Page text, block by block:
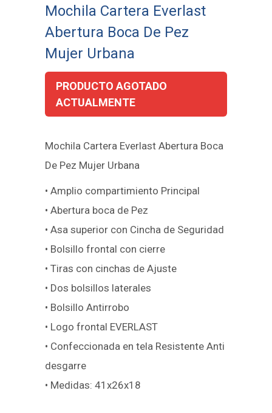
Mochila Cartera Everlast
Abertura Boca De Pez
Mujer Urbana
PRODUCTO AGOTADO
ACTUALMENTE
Mochila Cartera Everlast Abertura Boca
De Pez Mujer Urbana
• Amplio compartimiento Principal
• Abertura boca de Pez
• Asa superior con Cincha de Seguridad
• Bolsillo frontal con cierre
• Tiras con cinchas de Ajuste
• Dos bolsillos laterales
• Bolsillo Antirrobo
• Logo frontal EVERLAST
• Confeccionada en tela Resistente Anti
desgarre
• Medidas: 41x26x18